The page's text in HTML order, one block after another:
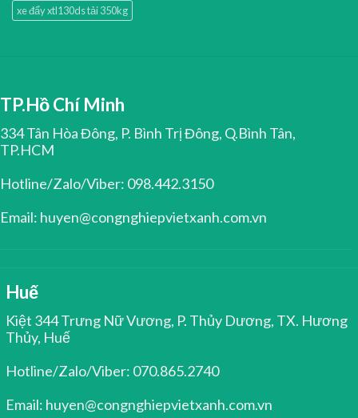
xe đẩy xtl130ds tải 350kg
TP.Hồ Chí Minh
334 Tân Hòa Đông, P. Bình Trị Đông, Q.Bình Tân,
TP.HCM
Hotline/Zalo/Viber: 098.442.3150
Email: huyen@congnghiepvietxanh.com.vn
Huế
Kiệt 344 Trưng Nữ Vương, P. Thủy Dương, TX. Hương
Thủy, Huế
Hotline/Zalo/Viber: 070.865.2740
Email: huyen@congnghiepvietxanh.com.vn